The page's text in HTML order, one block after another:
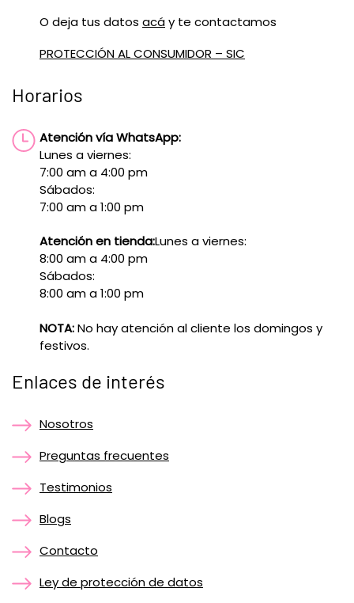
O deja tus datos acáy te contactamos
PROTECCIÓN AL CONSUMIDOR – SIC
Horarios
Atención vía WhatsApp:
Lunes a viernes:
7:00 am a 4:00 pm
Sábados:
7:00 am a 1:00 pm
Atención en tienda:Lunes a viernes:
8:00 am a 4:00 pm
Sábados:
8:00 am a 1:00 pm
NOTA:No hay atención al cliente los domingos y
festivos.
Enlaces de interés
Nosotros
Preguntas frecuentes
Testimonios
Blogs
Contacto
Ley de protección de datos